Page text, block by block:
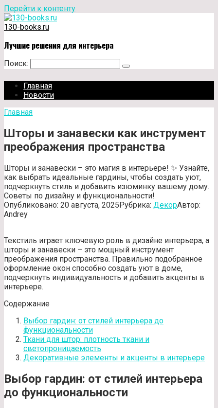
Перейти к контенту
130-books.ru
Лучшие решения для интерьера
Поиск:
Главная
Новости
Главная
Шторы и занавески как инструмент
преображения пространства
Шторы и занавески – это магия в интерьере! ✨ Узнайте,
как выбрать идеальные гардины, чтобы создать уют,
подчеркнуть стиль и добавить изюминку вашему дому.
Советы по дизайну и функциональности!
Опубликовано: 20 августа, 2025Рубрика: ДекорАвтор:
Andrey
Текстиль играет ключевую роль в дизайне интерьера, а
шторы и занавески – это мощный инструмент
преображения пространства. Правильно подобранное
оформление окон способно создать уют в доме,
подчеркнуть индивидуальность и добавить акценты в
интерьере.
Содержание
Выбор гардин: от стилей интерьера до
функциональности
Ткани для штор: плотность ткани и
светопроницаемость
Декоративные элементы и акценты в интерьере
Выбор гардин: от стилей интерьера
до функциональности